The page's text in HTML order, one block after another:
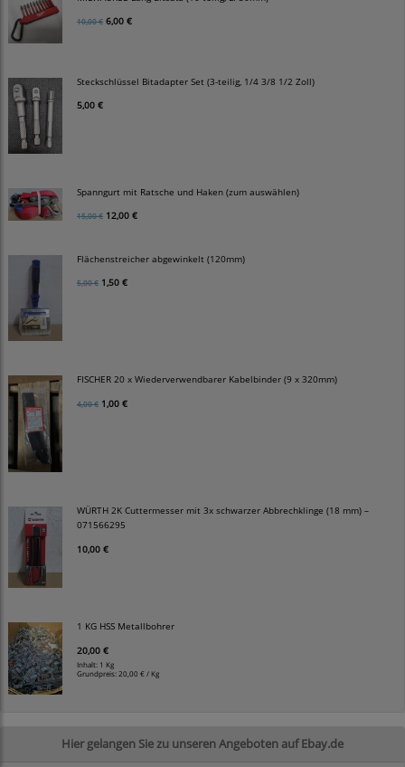
10,00 € 6,00 €
Steckschlüssel Bitadapter Set (3-teilig, 1/4 3/8 1/2 Zoll)
5,00 €
Spanngurt mit Ratsche und Haken (zum auswählen)
15,00 € 12,00 €
Flächenstreicher abgewinkelt (120mm)
5,00 € 1,50 €
FISCHER 20 x Wiederverwendbarer Kabelbinder (9 x 320mm)
4,00 € 1,00 €
WÜRTH 2K Cuttermesser mit 3x schwarzer Abbrechklinge (18 mm) –
071566295
10,00 €
1 KG HSS Metallbohrer
20,00 €
Inhalt: 1 Kg
Grundpreis: 20,00 € / Kg
Hier gelangen Sie zu unseren Angeboten auf Ebay.de